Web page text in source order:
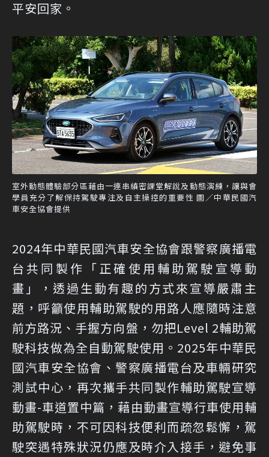
平安回家。
室外動態體驗部分區藉由一連串縝密課堂解說及動態演練，讓與會
學員充分了解保持駕駛專注及自主操控的重要性 圖／中華民國汽
車安全協會提供
2024年中華民國汽車安全協會跟警察廣播電
台共同製作「正確使用輔助駕駛宣導動
畫」，透過生動有趣的方式來宣導嚴肅主
題，呼籲使用輔助駕駛的用路人應隨時注意
前方路況、手握方向盤，勿把Level 2輔助駕
駛科技做為全自動駕駛使用。2025年中華民
國汽車安全協會、警察廣播電台及車輛研究
測試中心，再次攜手共同製作輔助駕駛宣導
動畫-車道置中篇，藉由動畫宣導行車使用輔
助駕駛時，不可因科技便利而疏忽鬆懈，駕
駛突遇特殊狀況仍應及時介入接手，避免事